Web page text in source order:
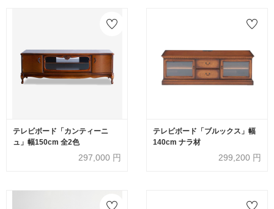
テレビボード「カンティーニ
ュ」幅150cm 全2色
297,000 円
テレビボード「ブルックス」幅
140cm ナラ材
299,200 円